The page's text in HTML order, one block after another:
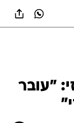
"עובר